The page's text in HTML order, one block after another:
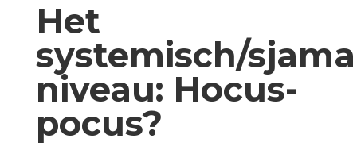
Het
systemisch/
niveau: Hocus-
pocus?